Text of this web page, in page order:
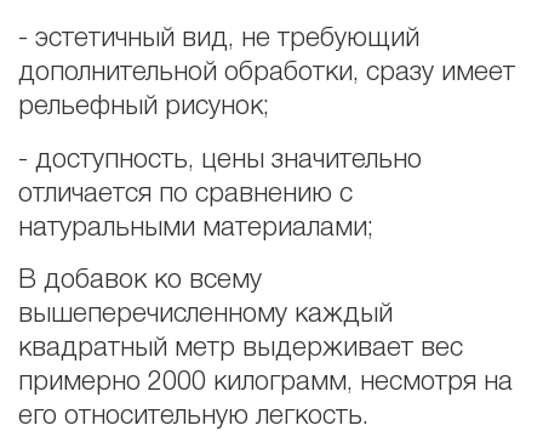
- эстетичный вид, не требующий
дополнительной обработки, сразу имеет
рельефный рисунок;
- доступность, цены значительно
отличается по сравнению с
натуральными материалами;
В добавок ко всему
вышеперечисленному каждый
квадратный метр выдерживает вес
примерно 2000 килограмм, несмотря на
его относительную легкость.